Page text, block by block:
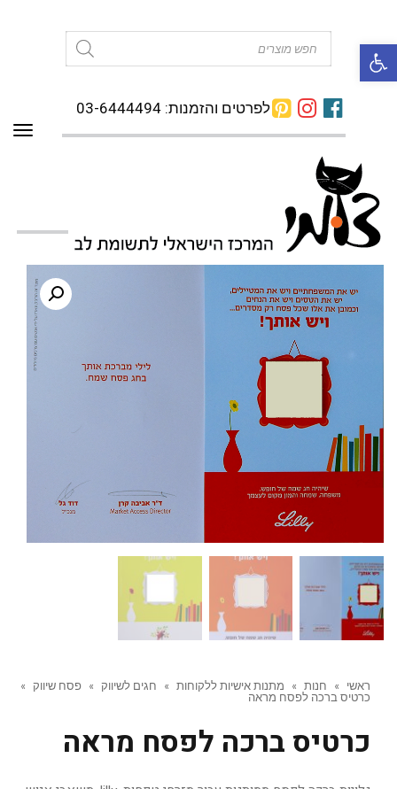
פתח סרגל נגישות
לפרטים והזמנות: 03-6444494
ראשי » חנות » מתנות אישיות ללקוחות » חגים לשיווק » פסח שיווק »
כרטיס ברכה לפסח מראה
כרטיס ברכה לפסח מראה